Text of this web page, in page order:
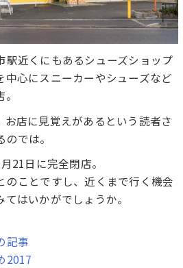
駅近くにもあるシューズショップ
中心にスニーカーやシューズなど
お店に見覚えがあるという読者さ
では。
21日に完全閉店。
のことですし、近くまで行く機会
はいかがでしょうか。
記事
2017